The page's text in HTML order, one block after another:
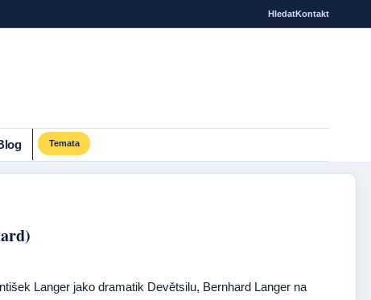
HledatKontakt
Temata
Langer jako dramatik Devětsilu, Bernhard Langer na